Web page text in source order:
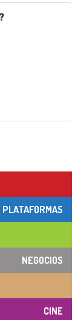
PLATAFORMAS
NEGOCIOS
CINE